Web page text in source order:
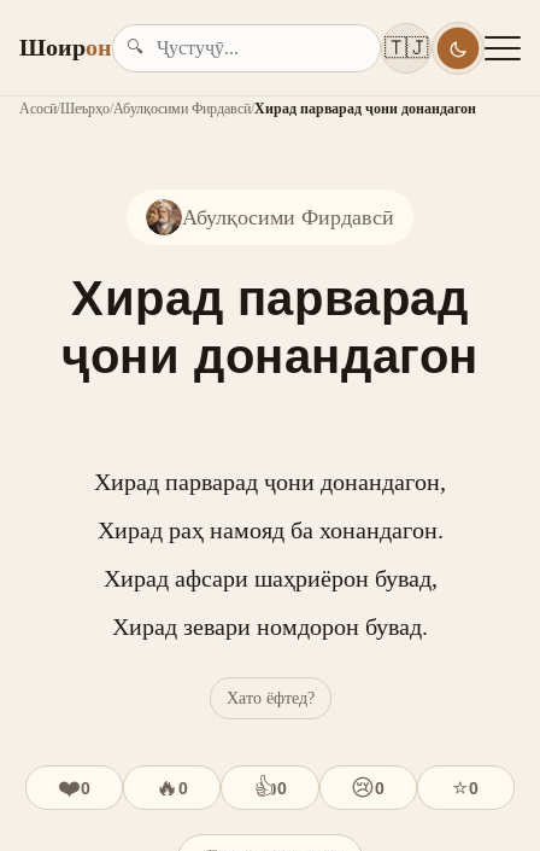
Шоирон 🔍 🇹🇯
Асосӣ/Шеърҳо/Абулқосими Фирдавсӣ/Хирад парварад ҷони донандагон
Абулқосими Фирдавсӣ
Хирад парварад
ҷони донандагон
Хирад парварад ҷони донандагон,
Хирад раҳ намояд ба хонандагон.
Хирад афсари шаҳриёрон бувад,
Хирад зевари номдорон бувад.
Хато ёфтед?
❤️0 🔥0 👍0 😢0 ⭐0